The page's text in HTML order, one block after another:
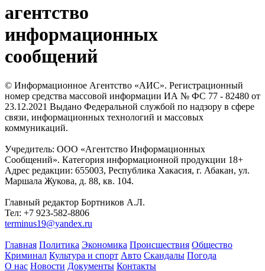
агентство
информационных
сообщений
© Информационное Агентство «АИС». Регистрационный
номер средства массовой информации ИА № ФС 77 - 82480 от
23.12.2021 Выдано Федеральной службой по надзору в сфере
связи, информационных технологий и массовых
коммуникаций.
Учредитель: ООО «Агентство Информационных
Сообщений». Категория информационной продукции 18+
Адрес редакции: 655003, Республика Хакасия, г. Абакан, ул.
Маршала Жукова, д. 88, кв. 104.
Главный редактор Бортников А.Л.
Тел: +7 923-582-8806
terminus19@yandex.ru
Главная Политика Экономика Происшествия Общество
Криминал Культура и спорт Авто Скандалы Погода
О нас Новости Документы Контакты